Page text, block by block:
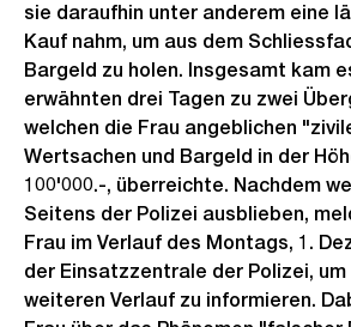
sie daraufhin unter anderem eine
Kauf nahm, um aus dem
Bargeld zu holen. Insgesamt kam
erwähnten drei Tagen zu zwei
welchen die Frau angeblichen
Wertsachen und Bargeld in der
100'000.-, überreichte. Nachdem
Seitens der Polizei ausblieben,
Frau im Verlauf des Montags, 1.
der Einsatzzentrale der Polizei, um
weiteren Verlauf zu informieren.